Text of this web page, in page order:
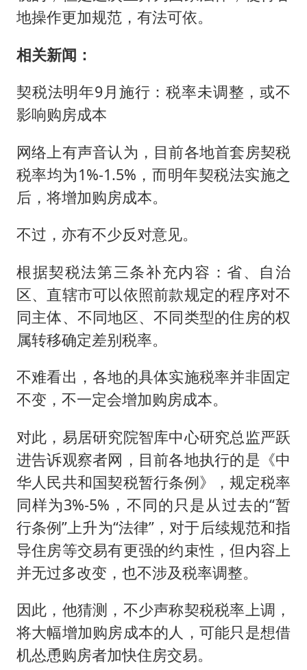
地操作更加规范，有法可依。
相关新闻：
契税法明年9月施行：税率未调整，或不
影响购房成本
网络上有声音认为，目前各地首套房契税
税率均为1%-1.5%，而明年契税法实施之
后，将增加购房成本。
不过，亦有不少反对意见。
根据契税法第三条补充内容：省、自治
区、直辖市可以依照前款规定的程序对不
同主体、不同地区、不同类型的住房的权
属转移确定差别税率。
不难看出，各地的具体实施税率并非固定
不变，不一定会增加购房成本。
对此，易居研究院智库中心研究总监严跃
进告诉观察者网，目前各地执行的是《中
华人民共和国契税暂行条例》，规定税率
同样为3%-5%，不同的只是从过去的“暂
行条例”上升为“法律”，对于后续规范和指
导住房等交易有更强的约束性，但内容上
并无过多改变，也不涉及税率调整。
因此，他猜测，不少声称契税税率上调，
将大幅增加购房成本的人，可能只是想借
机怂恿购房者加快住房交易。